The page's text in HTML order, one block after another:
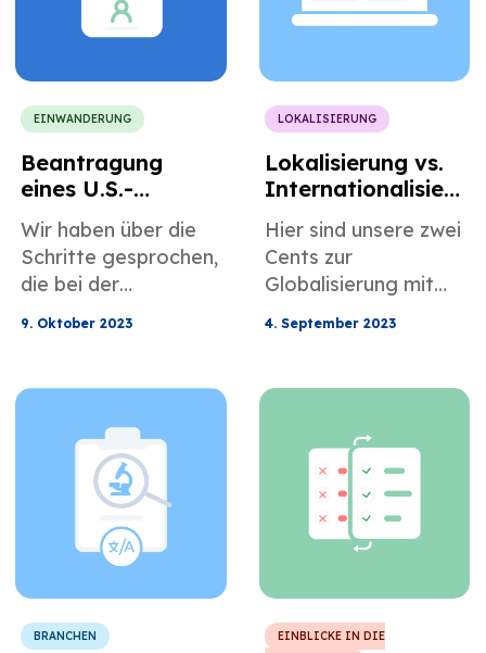
EINWANDERUNG
Beantragung
eines U.S.-
Einwanderungsvis
ums
Wir haben über die
Schritte gesprochen,
die bei der
9. Oktober 2023
LOKALISIERUNG
Lokalisierung vs.
Internationalisier
ung
Hier sind unsere zwei
Cents zur
Globalisierung mit
Sprachdienstleistern:
für Ihre
sstrategie und
arbeiten Sie mit
Lokalisierungsexpert
en zusammen.
4. September 2023
BRANCHEN
EINBLICKE IN DIE